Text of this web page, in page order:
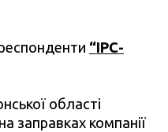
“IPC-
області
заправках компанії